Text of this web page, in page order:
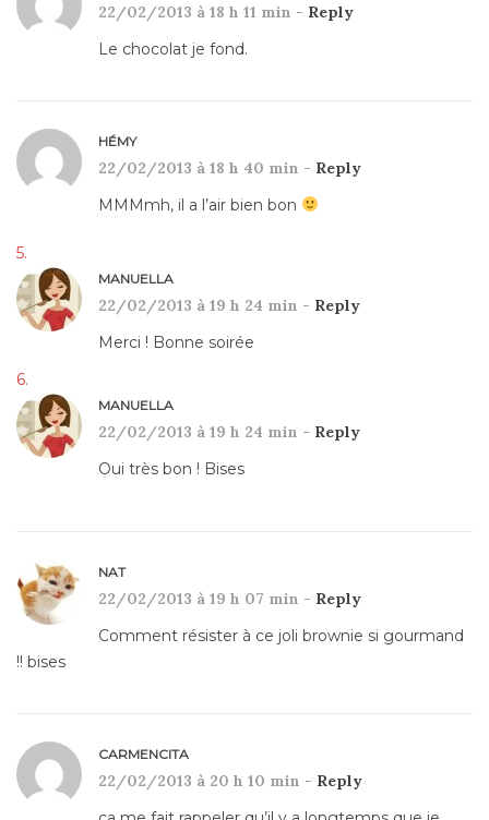
22/02/2013 à 18 h 11 min - Reply
Le chocolat je fond.
HÉMY
22/02/2013 à 18 h 40 min - Reply
MMMmh, il a l’air bien bon
MANUELLA
22/02/2013 à 19 h 24 min - Reply
Merci ! Bonne soirée
MANUELLA
22/02/2013 à 19 h 24 min - Reply
Oui très bon ! Bises
NAT
22/02/2013 à 19 h 07 min - Reply
Comment résister à ce joli brownie si gourmand
!! bises
CARMENCITA
22/02/2013 à 20 h 10 min - Reply